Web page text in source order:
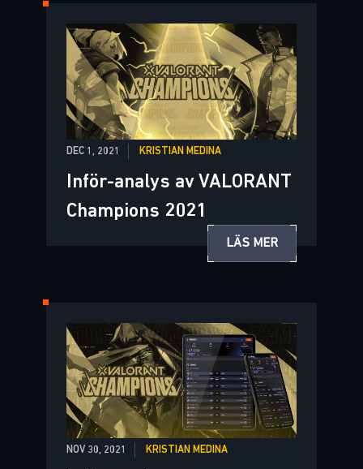
DEC 1, 2021 KRISTIAN MEDINA
Inför-analys av VALORANT
Champions 2021
LÄS MER
NOV 30, 2021 KRISTIAN MEDINA